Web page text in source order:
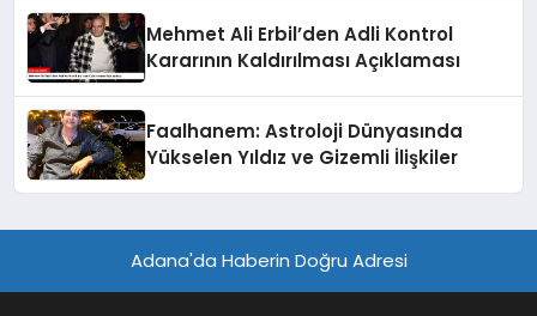
Mehmet Ali Erbil’den Adli Kontrol
Kararının Kaldırılması Açıklaması
Faalhanem: Astroloji Dünyasında
Yükselen Yıldız ve Gizemli İlişkiler
Adana'da Haberin Doğru Adresi